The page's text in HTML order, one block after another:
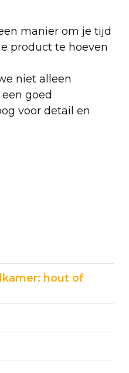
manier om je tijd
product te hoeven
niet alleen
goed
voor detail en
hout of